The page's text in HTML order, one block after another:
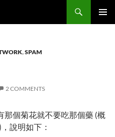
,SPAM
2 COMMENTS
那個菊花就不要吃那個藥 (概
說明如下：